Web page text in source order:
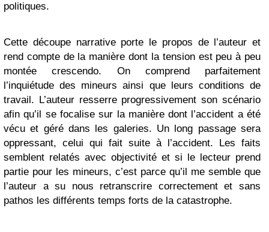
politiques.
Cette découpe narrative porte le propos de l’auteur et
rend compte de la manière dont la tension est peu à peu
montée crescendo. On comprend parfaitement
l’inquiétude des mineurs ainsi que leurs conditions de
travail. L’auteur resserre progressivement son scénario
afin qu’il se focalise sur la manière dont l’accident a été
vécu et géré dans les galeries. Un long passage sera
oppressant, celui qui fait suite à l’accident. Les faits
semblent relatés avec objectivité et si le lecteur prend
partie pour les mineurs, c’est parce qu’il me semble que
l’auteur a su nous retranscrire correctement et sans
pathos les différents temps forts de la catastrophe.